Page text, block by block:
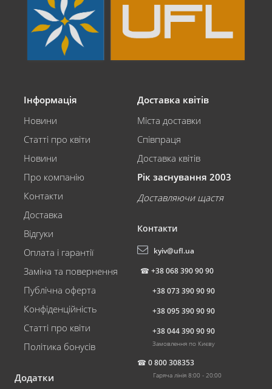
Інформація
Новини
Статті про квіти
Новини
Про компанію
Контакти
Доставка
Відгуки
Оплата і гарантії
Заміна та повернення
Публічна оферта
Конфіденційність
Статті про квіти
Політика бонусів
Додатки
Доставка квітів
Міста доставки
Співпраця
Доставка квітів
Рік заснування 2003
Доставляючи щастя
Контакти
kyiv@ufl.ua
☎ +38 068 390 90 90
+38 073 390 90 90
+38 095 390 90 90
+38 044 390 90 90
Замовлення по Києву
☎ 0 800 308353
Гаряча лінія 8:00 - 20:00